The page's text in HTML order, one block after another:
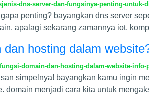
dns-server-dan-fungsinya-penting-untuk-
penting? bayangkan dns server
apalagi sekarang zamannya iot,
dan hosting dalam
domain-dan-hosting-dalam-website-info-
simpelnya! bayangkan kamu ingin
domain menjadi cara kita untuk